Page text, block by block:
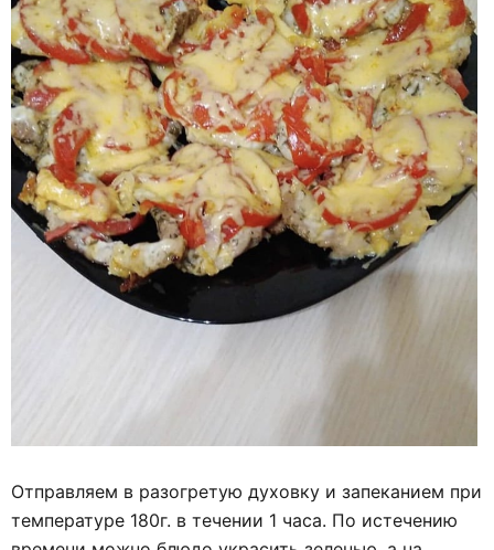
Отправляем в разогретую духовку и запеканием при
температуре 180г. в течении 1 часа. По истечению